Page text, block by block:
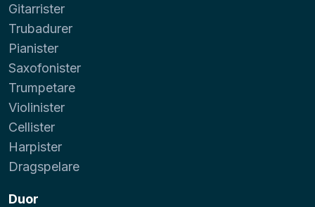
Gitarrister
Trubadurer
Pianister
Saxofonister
Trumpetare
Violinister
Cellister
Harpister
Dragspelare
Duor